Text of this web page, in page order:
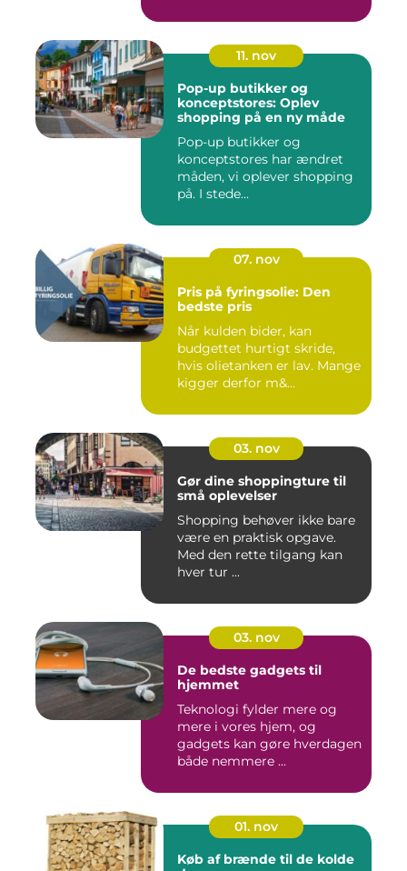
11. nov
Pop-up butikker og
konceptstores: Oplev
shopping på en ny måde
Pop-up butikker og
konceptstores har ændret
måden, vi oplever shopping
på. I stede...
07. nov
Pris på fyringsolie: Den
bedste pris
Når kulden bider, kan
budgettet hurtigt skride,
hvis olietanken er lav. Mange
kigger derfor m&...
03. nov
Gør dine shoppingture til
små oplevelser
Shopping behøver ikke bare
være en praktisk opgave.
Med den rette tilgang kan
hver tur ...
03. nov
De bedste gadgets til
hjemmet
Teknologi fylder mere og
mere i vores hjem, og
gadgets kan gøre hverdagen
både nemmere ...
01. nov
Køb af brænde til de kolde